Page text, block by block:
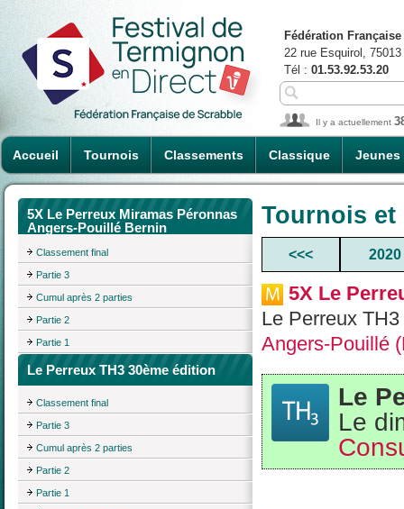
Accueil Tournois Classements Classique Jeunes
Fédération
22 rue Esquirol,
Tél : 01.53.92.53.20
Il y a actuellement
5X Le Perreux Miramas Péronnas
Angers-Pouillé Bernin
Classement final
Partie 3
Cumul après 2 parties
Partie 2
Partie 1
Le Perreux TH3 30ème édition
Classement final
Partie 3
Cumul après 2 parties
Partie 2
Partie 1
Tournois
<<< 2020
5X Le
Le Perreux
Angers-Pouillé
Le
Le